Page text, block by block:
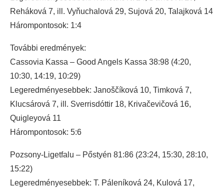
Reháková 7, ill. Vyňuchalová 29, Sujová 20, Talajková 14
Hárompontosok: 1:4
További eredmények:
Cassovia Kassa – Good Angels Kassa 38:98 (4:20,
10:30, 14:19, 10:29)
Legeredményesebbek: Janoščíková 10, Timková 7,
Klucsárová 7, ill. Sverrisdóttir 18, Krivačevičová 16,
Quigleyová 11
Hárompontosok: 5:6
Pozsony-Ligetfalu – Pőstyén 81:86 (23:24, 15:30, 28:10,
15:22)
Legeredményesebbek: T. Páleníková 24, Kulová 17,